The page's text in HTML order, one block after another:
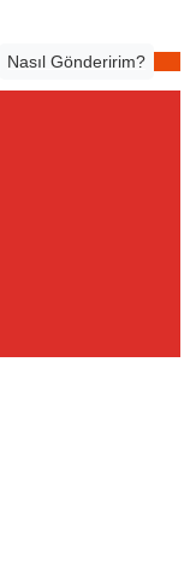
Nasıl Gönderirim?